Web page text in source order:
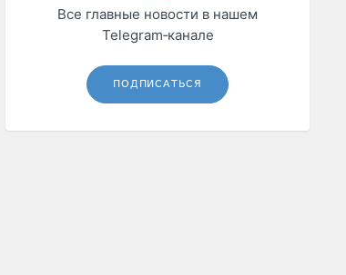
Все главные новости в нашем
Telegram‑канале
ПОДПИСАТЬСЯ